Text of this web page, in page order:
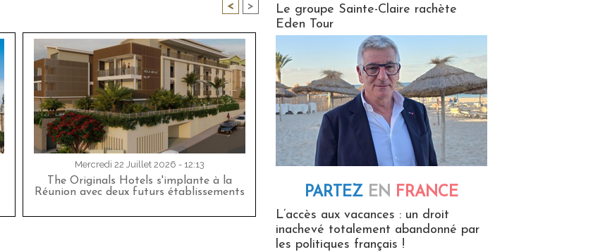
< >
Mercredi 22 Juillet 2026 - 12:13
The Originals Hotels s'implante à la
Réunion avec deux futurs établissements
Le groupe Sainte-Claire rachète
Eden Tour
PARTEZ EN FRANCE
L’accès aux vacances : un droit
inachevé totalement abandonné par
les politiques français !